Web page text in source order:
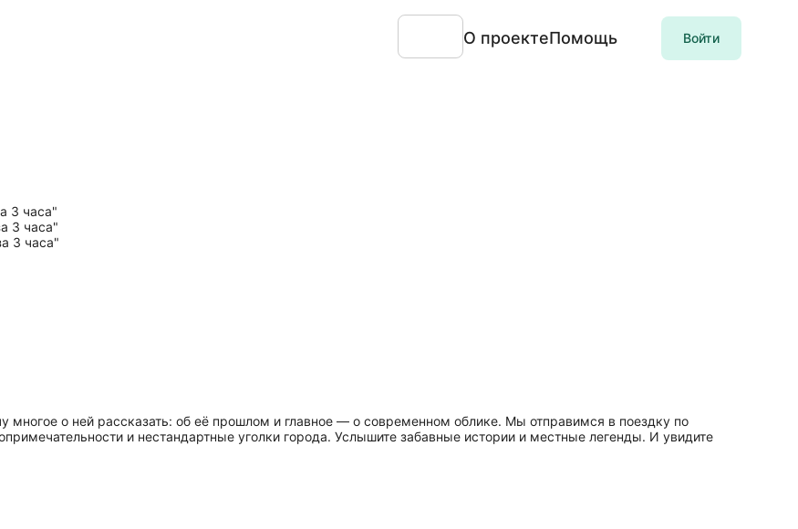
О проектеПомощь Войти
многое о ней рассказать: об её прошлом и главное — о современном облике. Мы отправимся в поездку по
и нестандартные уголки города. Услышите забавные истории и местные легенды. И увидите